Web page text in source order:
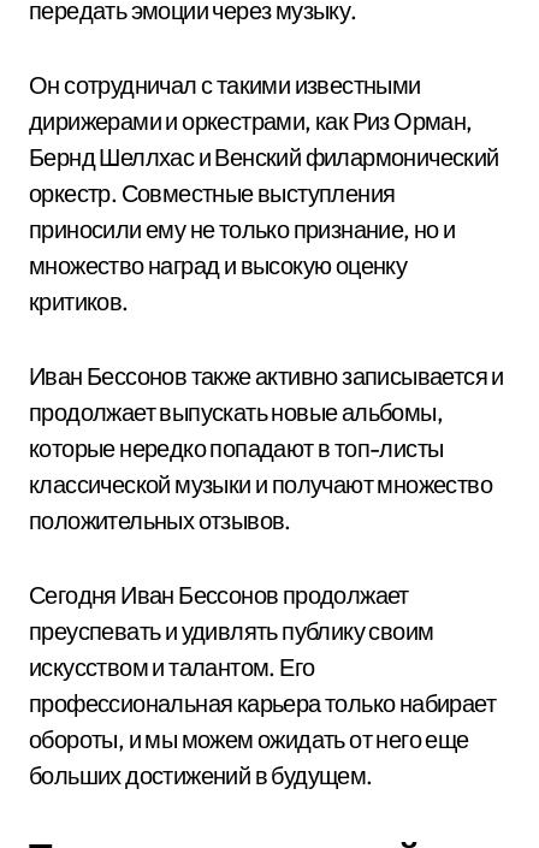
передать эмоции через музыку.
Он сотрудничал с такими известными
дирижерами и оркестрами, как Риз Орман,
Бернд Шеллхас и Венский филармонический
оркестр. Совместные выступления
приносили ему не только признание, но и
множество наград и высокую оценку
критиков.
Иван Бессонов также активно записывается и
продолжает выпускать новые альбомы,
которые нередко попадают в топ-листы
классической музыки и получают множество
положительных отзывов.
Сегодня Иван Бессонов продолжает
преуспевать и удивлять публику своим
искусством и талантом. Его
профессиональная карьера только набирает
обороты, и мы можем ожидать от него еще
больших достижений в будущем.